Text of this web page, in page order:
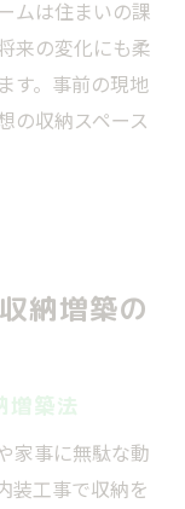
ムは住まいの課
来の変化にも柔
す。事前の現地
の収納スペース
納増築の
増築法
家事に無駄な動
装工事で収納を